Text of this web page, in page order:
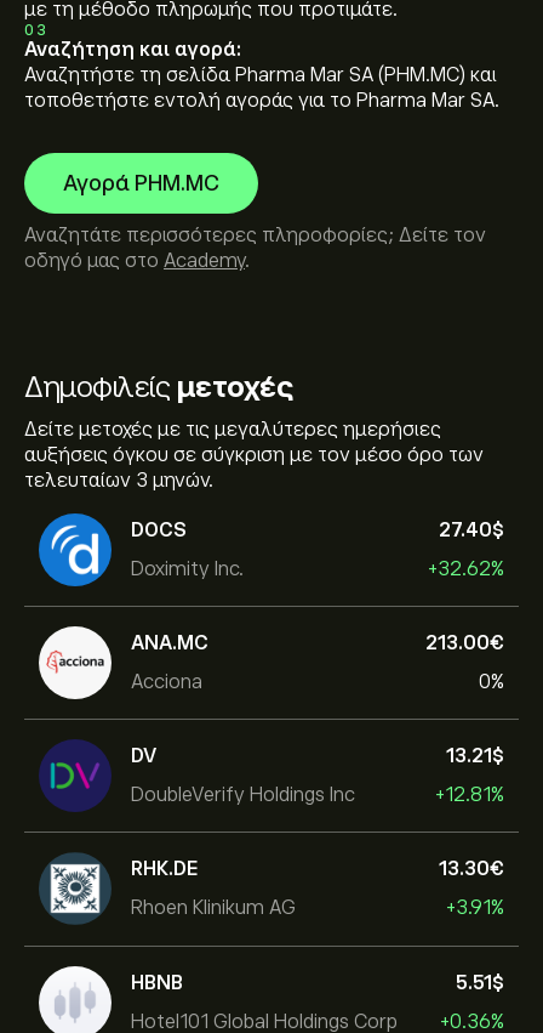
Δημοφιλείς μετοχές
Δείτε μετοχές με τις μεγαλύτερες ημερήσιες
αυξήσεις όγκου σε σύγκριση με τον μέσο όρο των
τελευταίων 3 μηνών.
DOCS
Doximity Inc.
27.40‎$‎
+32.62%
ANA.MC
Acciona
213.00‎€‎
0%
DV
DoubleVerify Holdings Inc
13.21‎$‎
+12.81%
RHK.DE
Rhoen Klinikum AG
13.30‎€‎
+3.91%
HBNB
Hotel101 Global Holdings Corp
5.51‎$‎
+0.36%
με τη μέθοδο πληρωμής που προτιμάτε.
03
Αναζήτηση και αγορά:
Αναζητήστε τη σελίδα Pharma Mar SA (PHM.MC) και
τοποθετήστε εντολή αγοράς για το Pharma Mar SA.
Αγορά PHM.MC
Αναζητάτε περισσότερες πληροφορίες; Δείτε τον
οδηγό μας στο Academy.